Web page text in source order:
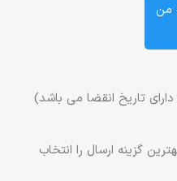
من
تاریخ انقضا می باشد)
گزینه ارسال را انتخاب